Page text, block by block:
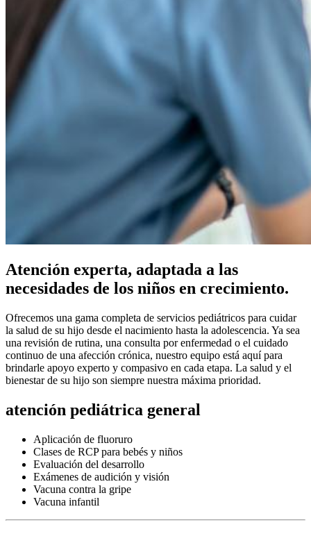
Atención experta, adaptada a las
necesidades de los niños en crecimiento.
Ofrecemos una gama completa de servicios pediátricos para cuidar
la salud de su hijo desde el nacimiento hasta la adolescencia. Ya sea
una revisión de rutina, una consulta por enfermedad o el cuidado
continuo de una afección crónica, nuestro equipo está aquí para
brindarle apoyo experto y compasivo en cada etapa. La salud y el
bienestar de su hijo son siempre nuestra máxima prioridad.
atención pediátrica general
Aplicación de fluoruro
Clases de RCP para bebés y niños
Evaluación del desarrollo
Exámenes de audición y visión
Vacuna contra la gripe
Vacuna infantil